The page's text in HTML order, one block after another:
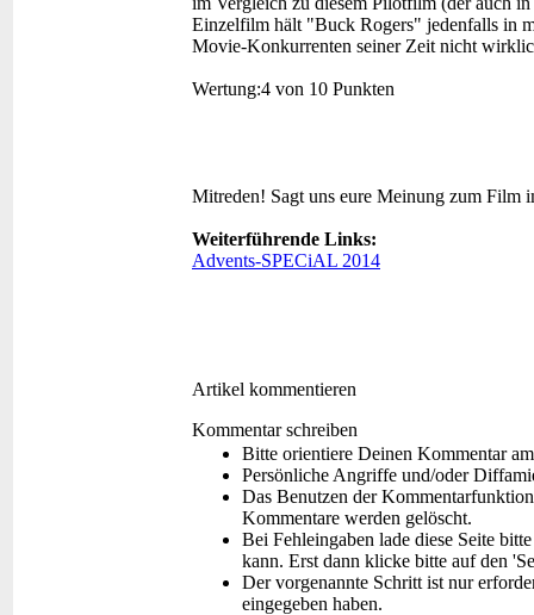
Einzelfilm hält "Buck Rogers" jedenfalls in
Movie-Konkurrenten seiner Zeit nicht
Wertung:4 von 10 Punkten
Mitreden! Sagt uns eure Meinung zum Film
Weiterführende Links:
Advents-SPECiAL 2014
Artikel kommentieren
Kommentar schreiben
Bitte orientiere Deinen Kommentar
Persönliche Angriffe und/oder
Das Benutzen der
Kommentare werden gelöscht.
Bei Fehleingaben lade diese Seite
kann. Erst dann klicke bitte auf den
Der vorgenannte Schritt ist nur
eingegeben haben.